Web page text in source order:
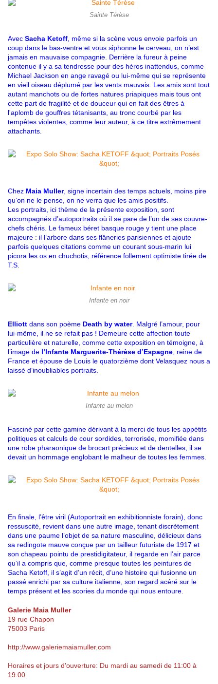
Sainte Térèse
Avec Sacha Ketoff , même si la scène vous envoie parfois un
coup dans le bas-ventre et vous siphonne le cerveau, on n’est
jamais en mauvaise compagnie. Derrière la fureur à peine
contenue il y a sa tendresse pour des héros inattendus, comme
Michael Jackson en ange ravagé ou lui-même qui se représente
en vieil oiseau déplumé par les vents mauvais. Les amis sont tout
autant manchots ou de fortes natures priapiques mais tous ont
cette part de fragilité et de douceur qui en fait des êtres à
l'aplomb de gouffres tétanisants, au tronc courbé par les
tempêtes violentes, comme leur auteur, à ce titre extrêmement
attachants.
Chez Maia Muller, signe incertain des temps actuels, moins pire
qu’on ne le pense, on ne verra que les amis positifs.
Les portraits, ici thème de la présente exposition, sont
accompagnés d’autoportraits où il se pare de l’un de ses couvre-
chefs chéris. Le fameux béret basque rouge y tient une place
majeure : il l’arbore dans ses flâneries parisiennes et ajoute
parfois quelques citations comme un courant sous-marin lui
picora les os en chuchotis, référence follement optimiste tirée de
T.S.
Infante en noir
Elliott dans son poème Death by water. Malgré l’amour, pour
lui-même, il ne se refait pas ! Demeure cette affection toute
particulière et naturelle, comme cette exposition en témoigne, à
l’image de l’Infante Marguerite-Thérèse d’Espagne , reine de
France et épouse de Louis le quatorzième dont Velasquez nous a
laissé d’inoubliables portraits.
Infante au melon
Fasciné par cette gamine dérivant à la merci de tous les appétits
politiques et calculs de cour sordides, terrorisée, momifiée dans
une robe pharaonique de brocart précieux et de dentelles, il se
devait un hommage englobant le malheur de toutes les femmes.
En finale, l’être viril (Autoportrait en exhibitionniste forain), donc
ressuscité, revient dans une autre image, tenant discrètement
dans une paume l’objet de sa nature masculine, délicieux dans
sa redingote mauve conçue par un tailleur futuriste de 1917 et
son chapeau pointu de prestidigitateur, il regarde en l’air parce
qu’il a compris que, comme presque toutes les peintures de
Sacha Ketoff, il s’agit d’un récit, d’une histoire qui fusionne un
passé enrichi par sa culture italienne, son regard acéré sur le
temps présent et les scories du monde qui nous entoure.
Galerie Maia Muller
19 rue Chapon
75003 Paris
http://www.galeriemaiamuller.com
Horaires et jours d'ouverture: Du mardi au samedi de 11:00 à
19:00